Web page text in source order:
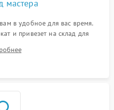
мастера
в удобное для вас время.
и привезет на склад для